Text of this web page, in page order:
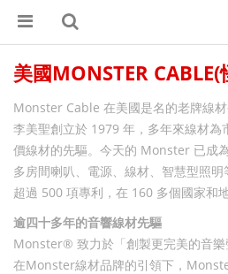
美國MONSTER CABLE(
Monster Cable 在美國是名的老牌線
李美聖創立於 1979 年，多年來線材為
價線材的先驅。今天的 Monster 已成
多房間喇叭、電源、線材、智慧型照
超過 500 項專利，在 160 多個國家和
逾四十多年的音響線材先驅
Monster® 致力於「創製更完美的音樂
在Monster線材品牌的引領下，